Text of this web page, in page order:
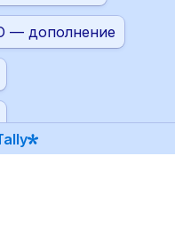
— дополнение